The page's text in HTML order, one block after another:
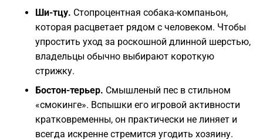
Ши-тцу. Стопроцентная собака-компаньон,
которая расцветает рядом с человеком. Чтобы
упростить уход за роскошной длинной шерстью,
владельцы обычно выбирают короткую
стрижку.
Бостон-терьер. Смышленый пес в стильном
«смокинге». Вспышки его игровой активности
кратковременны, он практически не линяет и
всегда искренне стремится угодить хозяину.